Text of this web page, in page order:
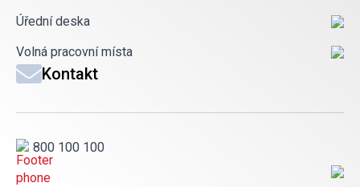
Úřední deska
Volná pracovní místa
Kontakt
800 100 100